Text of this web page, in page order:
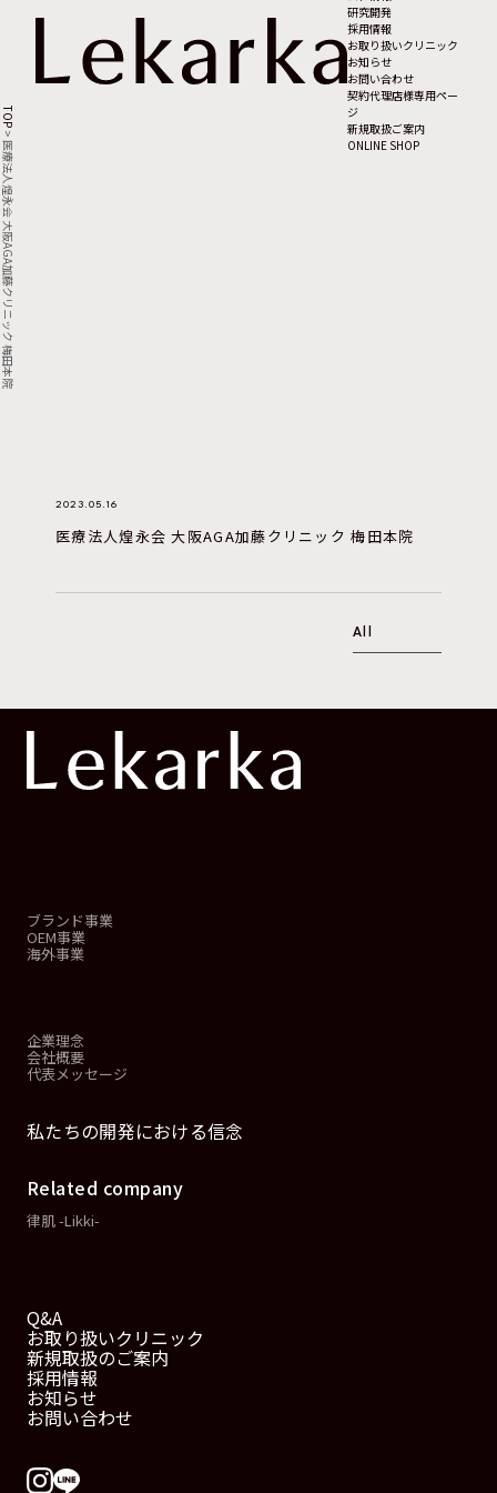
研究開発
採用情報
お取り扱いクリニック
お知らせ
お問い合わせ
契約代理店様専用ペー
ジ
新規取扱ご案内
ONLINE SHOP
TOP
>
医療法人煌永会 大阪AGA加藤クリニック 梅田本院
2023.05.16
医療法人煌永会 大阪AGA加藤クリニック 梅田本院
All
ブランド事業
OEM事業
海外事業
企業理念
会社概要
代表メッセージ
私たちの開発における信念
Related company
律肌 -Likki-
Q&A
お取り扱いクリニック
新規取扱のご案内
採用情報
お知らせ
お問い合わせ